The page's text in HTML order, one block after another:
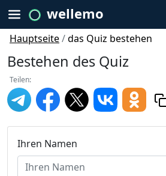
wellemo
Hauptseite/das Quiz bestehen
Bestehen des Quiz
Teilen:
Ihren Namen